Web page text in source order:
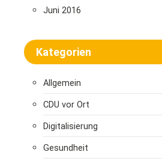
Juni 2016
Kategorien
Allgemein
CDU vor Ort
Digitalisierung
Gesundheit